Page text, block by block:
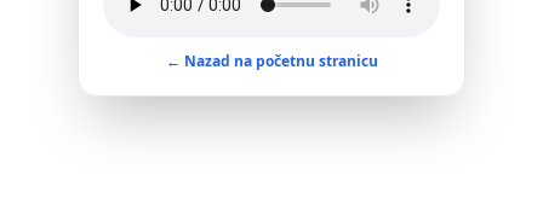
← Nazad na početnu stranicu